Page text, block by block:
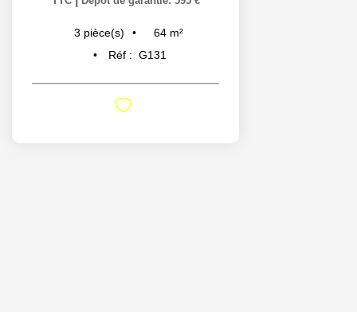
3 pièce(s) 64 m²
Réf : G131